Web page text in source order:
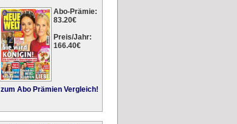
Abo-Prämie:
83.20€
Preis/Jahr:
166.40€
zum Abo Prämien Vergleich!